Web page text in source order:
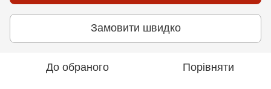
Замовити швидко
До обраного Порівняти